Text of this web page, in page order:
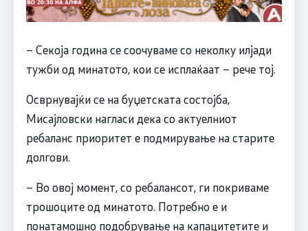
– Секоја година се соочуваме со неколку илјади
тужби од минатото, кои се исплаќаат – рече тој.
Осврнувајќи се на буџетската состојба,
Мисајловски нагласи дека со актуелниот
ребаланс приоритет е подмирување на старите
долгови.
– Во овој момент, со ребалансот, ги покриваме
трошоците од минатото. Потребно е и
понатамошно подобрување на капацитетите и